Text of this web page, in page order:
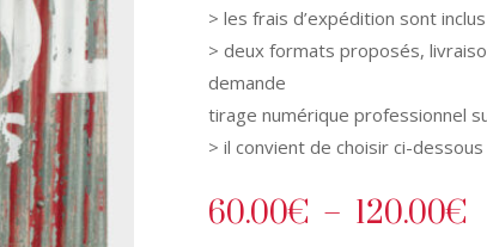
> les frais d’expédition sont
> deux formats proposés,
demande
tirage numérique professionnel
> il convient de choisir ci-
60.00€ – 120.00€